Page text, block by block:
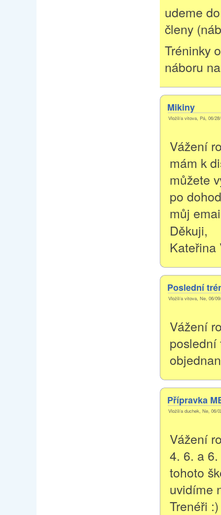
udeme
členy
Tréninky
náboru
Mikiny
Vložil/a vitova, Pá, 06/
Vážení
mám k
můžete
po
můj
Děkuji,
Kateřina
Poslední
Vložil/a vitova, Ne, 06/
Vážení
poslední
Přípravka
Vložil/a duchek, Ne, 06/
Vážení
4. 6. a
tohoto
uvidíme
Trenéři :)